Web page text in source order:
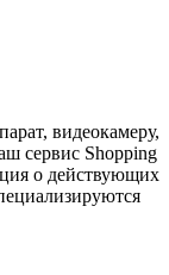
видеокамеру,
сервис Shopping
о действующих